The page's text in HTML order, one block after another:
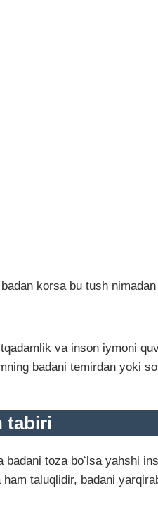
korsa bu tush
va inson iymoni
badani temirdan yoki
tabiri
badani toza boʻlsa yahshi
taluqlidir, badani